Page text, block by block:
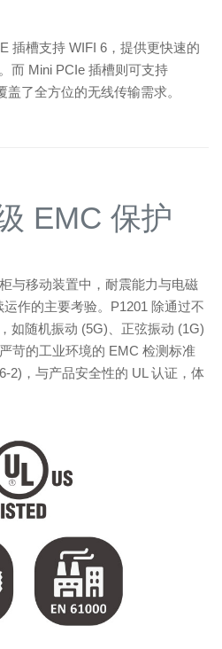
插槽支持 WIFI 6，提供更快速的
而 Mini PCIe 插槽则可支持
了全方位的无线传输需求。
EMC 保护
与移动装置中，耐震能力与电磁
作的主要考验。P1201 除通过不
如随机振动 (5G)、正弦振动 (1G)
苛的工业环境的 EMC 检测标准
2)，与产品安全性的 UL 认证，体